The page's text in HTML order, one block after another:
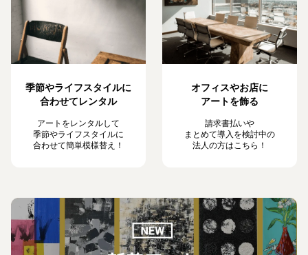
季節やライフスタイルに
合わせてレンタル
アートをレンタルして
季節やライフスタイルに
合わせて簡単模様替え！
オフィスやお店に
アートを飾る
請求書払いや
まとめて導入を検討中の
法人の方はこちら！